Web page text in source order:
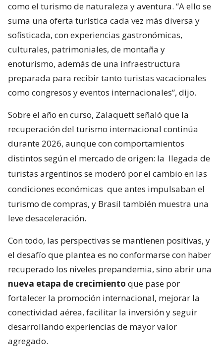
como el turismo de naturaleza y aventura. “A ello se
suma una oferta turística cada vez más diversa y
sofisticada, con experiencias gastronómicas,
culturales, patrimoniales, de montaña y
enoturismo, además de una infraestructura
preparada para recibir tanto turistas vacacionales
como congresos y eventos internacionales”, dijo.
Sobre el año en curso, Zalaquett señaló que la
recuperación del turismo internacional continúa
durante 2026, aunque con comportamientos
distintos según el mercado de origen: la llegada de
turistas argentinos se moderó por el cambio en las
condiciones económicas que antes impulsaban el
turismo de compras, y Brasil también muestra una
leve desaceleración.
Con todo, las perspectivas se mantienen positivas, y
el desafío que plantea es no conformarse con haber
recuperado los niveles prepandemia, sino abrir una
nueva etapa de crecimiento que pase por
fortalecer la promoción internacional, mejorar la
conectividad aérea, facilitar la inversión y seguir
desarrollando experiencias de mayor valor
agregado.